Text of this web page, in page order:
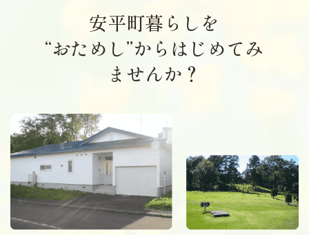
安平町暮らしを
“おためし”からはじめてみ
ませんか？